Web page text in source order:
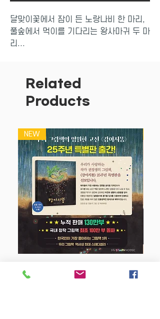
달맞이꽃에서 잠이 든 노랑나비 한 마리,
풀숲에서 먹이를 기다리는 왕사마귀 두 마
리...
숨어 있는 곤충을 찾다보면 어느새 123을
숨은그림찾기를 하듯 자연 속에 숨은 곤충
그림 속에서 배경이 되는 식물과 모양이나
색깔이 비슷한 곤충을 한 마리, 두 마리 찾
으며 자연스럽게 수를 배울 수 있습니다.
세밀하면서도 따뜻한 그림은 저연령 아이
들이 곤충과 식물을 함께 보고 즐기기에도
꼭 알맞습니다.
Related
Products
NEW